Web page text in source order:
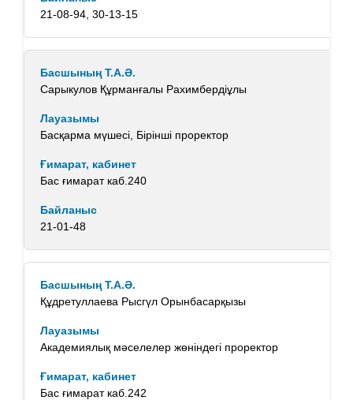
21-08-94, 30-13-15
Сарыкулов Құрманғалы Рахимбердіұлы
Басқарма мүшесі, Бірінші проректор
Бас ғимарат каб.240
21-01-48
Құдретуллаева Рысгүл Орынбасарқызы
Академиялық мәселелер жөніндегі проректор
Бас ғимарат каб.242